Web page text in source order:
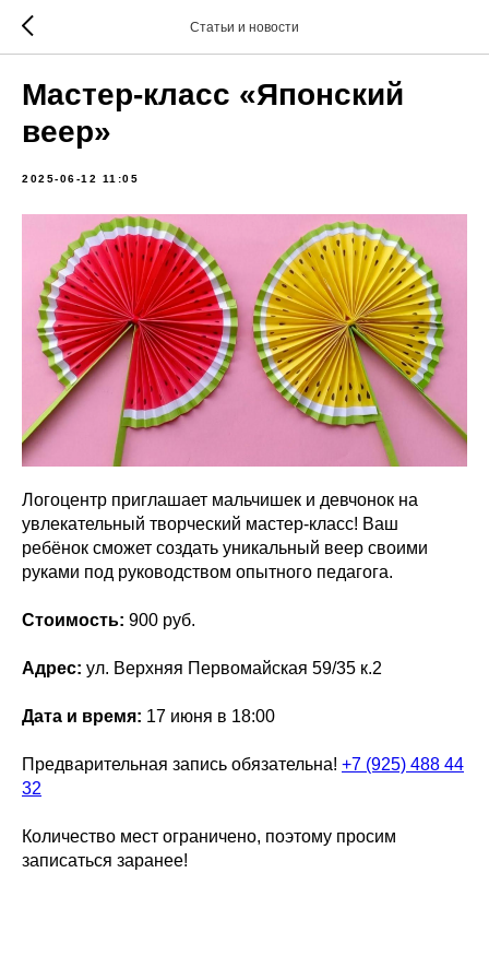
Статьи и новости
Мастер-класс «Японский
веер»
2025-06-12 11:05
Логоцентр приглашает мальчишек и девчонок на
увлекательный творческий мастер-класс! Ваш
ребёнок сможет создать уникальный веер своими
руками под руководством опытного педагога.
Стоимость: 900 руб.
Адрес: ул. Верхняя Первомайская 59/35 к.2
Дата и время: 17 июня в 18:00
Предварительная запись обязательна! +7 (925) 488 44
32
Количество мест ограничено, поэтому просим
записаться заранее!